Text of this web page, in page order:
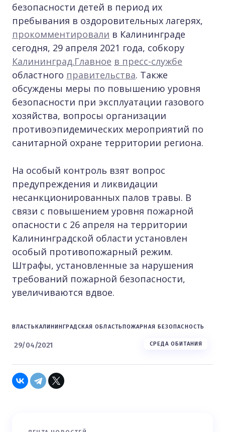
безопасности детей в период их
пребывания в оздоровительных лагерях,
прокомментировали в Калининграде
сегодня, 29 апреля 2021 года, собкору
Калининград.Главное в пресс-службе
областного правительства. Также
обсуждены меры по повышению уровня
безопасности при эксплуатации газового
хозяйства, вопросы организации
противоэпидемических мероприятий по
санитарной охране территории региона.
На особый контроль взят вопрос
предупреждения и ликвидации
несанкционированных палов травы. В
связи с повышением уровня пожарной
опасности с 26 апреля на территории
Калининградской области установлен
особый противопожарный режим.
Штрафы, установленные за нарушения
требований пожарной безопасности,
увеличиваются вдвое.
ВЛАСТЬКАЛИНИНГРАДСКАЯ ОБЛАСТЬПОЖАРНАЯ БЕЗОПАСНОСТЬ
29/04/2021 СРЕДА ОБИТАНИЯ